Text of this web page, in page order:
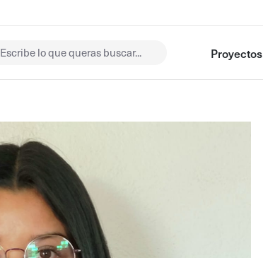
Escribe lo que queras buscar... Proyectos